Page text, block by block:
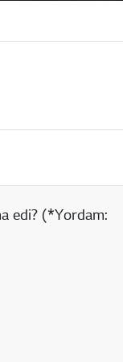
edi? (*Yordam: